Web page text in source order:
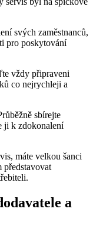
svých zaměstnanců,
pro poskytování
vždy připraveni
co nejrychleji a
sbírejte
ji k zdokonalení
máte velkou šanci
představovat
a